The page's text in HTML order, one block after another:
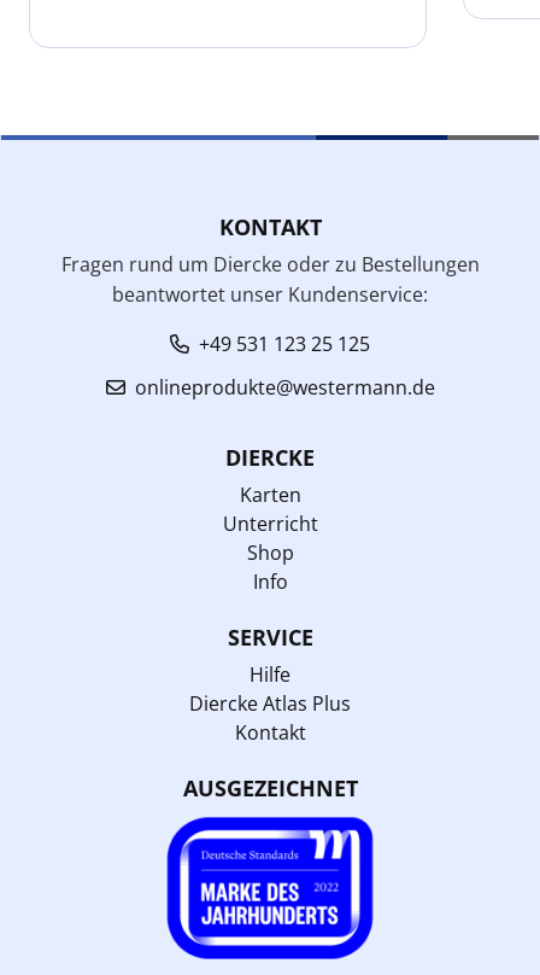
KONTAKT
Fragen rund um Diercke oder zu Bestellungen
beantwortet unser Kundenservice:
+49 531 123 25 125
onlineprodukte@westermann.de
DIERCKE
Karten
Unterricht
Shop
Info
SERVICE
Hilfe
Diercke Atlas Plus
Kontakt
AUSGEZEICHNET